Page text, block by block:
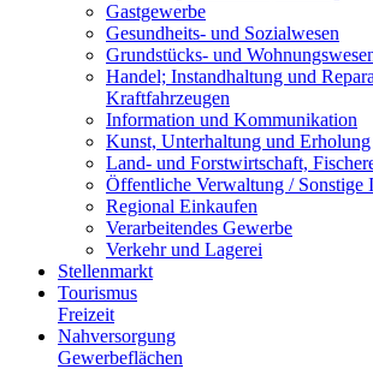
Gastgewerbe
Gesundheits- und Sozialwesen
Grundstücks- und
Handel; Instandhaltung und
Kraftfahrzeugen
Information und Kommunikation
Kunst, Unterhaltung und Erholung
Land- und Forstwirtschaft,
Öffentliche Verwaltung / Sonstige
Regional Einkaufen
Verarbeitendes Gewerbe
Verkehr und Lagerei
Stellenmarkt
Tourismus
Freizeit
Nahversorgung
Gewerbeflächen